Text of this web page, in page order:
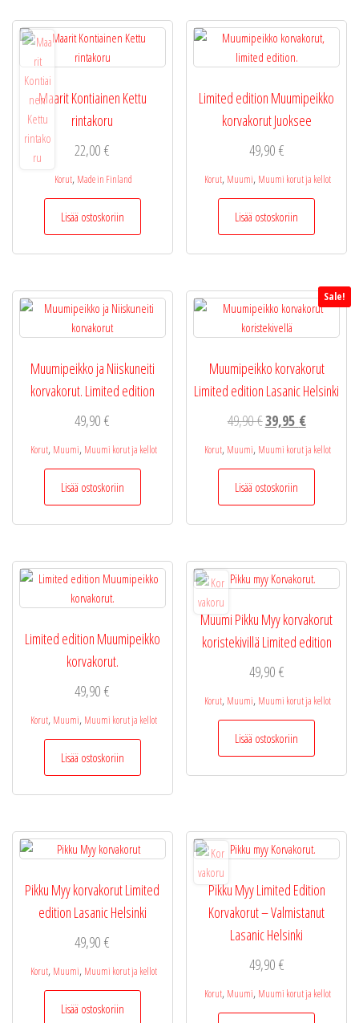
Maarit Kontiainen Kettu
rintakoru
22,00€
Korut, Made in Finland
Lisää ostoskoriin
Limited edition Muumipeikko
korvakorut Juoksee
49,90 €
Korut, Muumi, Muumi korut ja kellot
Lisää ostoskoriin
Muumipeikko ja Niiskuneiti
korvakorut. Limited edition
49,90€
Korut, Muumi, Muumi korut ja kellot
Lisää ostoskoriin
Sale!
Muumipeikko korvakorut
Limited edition Lasanic Helsinki
49,90€Alkuperäinen
hinta
oli:
49,90 €.
39,95 €Nykyinen
hinta
on:
Korut, Muumi, Muumi korut ja kellot
Lisää ostoskoriin
Limited edition Muumipeikko
korvakorut.
49,90€
Korut, Muumi, Muumi korut ja kellot
Lisää ostoskoriin
Muumi Pikku Myy korvakorut
koristekivillä Limited edition
49,90 €
Korut, Muumi, Muumi korut ja kellot
Lisää ostoskoriin
Pikku Myy korvakorut Limited
edition Lasanic Helsinki
49,90€
Korut, Muumi, Muumi korut ja kellot
Lisää ostoskoriin
Pikku Myy Limited Edition
Korvakorut – Valmistanut
Lasanic Helsinki
49,90 €
Korut, Muumi, Muumi korut ja kellot